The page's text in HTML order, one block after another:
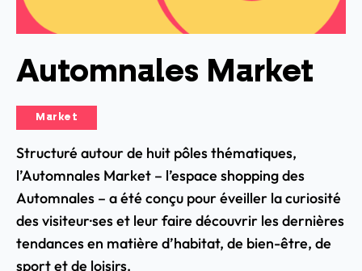
Automnales Market
Market
Structuré autour de huit pôles thématiques,
l’Automnales Market – l’espace shopping des
Automnales – a été conçu pour éveiller la curiosité
des visiteur·ses et leur faire découvrir les dernières
tendances en matière d’habitat, de bien-être, de
sport et de loisirs.